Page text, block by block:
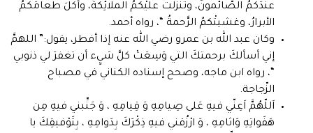
عندَكمُ الصَّائمونَ، وتنزَّلت عليْكمُ الملائِكةُ، وأَكلَ طعامَكمُ
الأبرارُ، وغشيتْكمُ الرَّحمةُ “، رواه أحمد.
وكان عبد الله بن عمرو رضي الله عنه إذا أفطر، يقول:” اللهمَّ
إني أسألكَ برحمتكَ التي وَسِعَتْ كلَّ شيٍء أن تغفرَ لي ذنوبي
“، رواه ابن ماجه، وصحح إسناده الكناني في مصباح
الزّجاجة.
اَللّهُمَّ اَعِنّي فيهِ عَلى صِيامِهِ وَ قِيامِهِ ، وَ جَنِّبني فيهِ مِن
هَفَواتِهِ وَاثامِهِ ، وَ ارْزُقني فيهِ ذِكْرَكَ بِدَوامِهِ ، بِتَوْفيقِكَ يا